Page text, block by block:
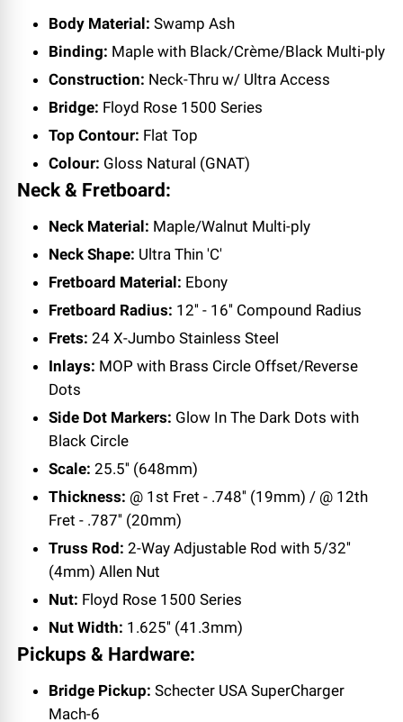
Body Material: Swamp Ash
Binding: Maple with Black/Crème/Black Multi-ply
Construction: Neck-Thru w/ Ultra Access
Bridge: Floyd Rose 1500 Series
Top Contour: Flat Top
Colour: Gloss Natural (GNAT)
Neck & Fretboard:
Neck Material: Maple/Walnut Multi-ply
Neck Shape: Ultra Thin 'C'
Fretboard Material: Ebony
Fretboard Radius: 12'' - 16'' Compound Radius
Frets: 24 X-Jumbo Stainless Steel
Inlays: MOP with Brass Circle Offset/Reverse
Dots
Side Dot Markers: Glow In The Dark Dots with
Black Circle
Scale: 25.5'' (648mm)
Thickness: @ 1st Fret - .748'' (19mm) / @ 12th
Fret - .787'' (20mm)
Truss Rod: 2-Way Adjustable Rod with 5/32''
(4mm) Allen Nut
Nut: Floyd Rose 1500 Series
Nut Width: 1.625'' (41.3mm)
Pickups & Hardware:
Bridge Pickup: Schecter USA SuperCharger
Mach-6